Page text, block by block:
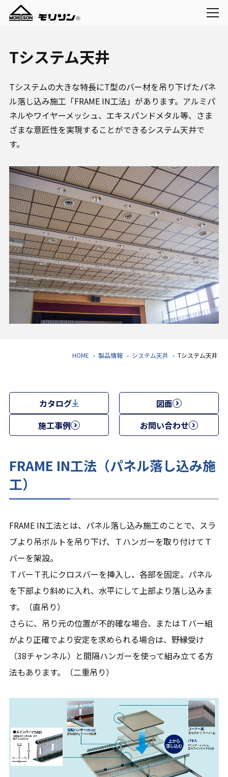
Tシステム天井
Tシステムの大きな特長にT型のバー材を吊り下げたパネ
ル落し込み施工「FRAME IN工法」があります。アルミパ
ネルやワイヤーメッシュ、エキスパンドメタル等、さま
ざまな意匠性を実現することができるシステム天井で
す。
HOME 製品情報 システム天井 Tシステム天井
カタログ
図面
施工事例
お問い合わせ
FRAME IN工法（パネル落し込み施
工）
FRAME IN工法とは、パネル落し込み施工のことで、スラ
ブより吊ボルトを吊り下げ、Ｔハンガーを取り付けてＴ
バーを架設。
ＴバーＴ孔にクロスバーを挿入し、各部を固定。パネル
を下部より斜めに入れ、水平にして上部より落し込みま
す。（直吊り）
さらに、吊り元の位置が不的確な場合、またはＴバー組
がより正確でより安定を求められる場合は、野縁受け
（38チャンネル）と間隔ハンガーを使って組み立てる方
法もあります。（二重吊り）